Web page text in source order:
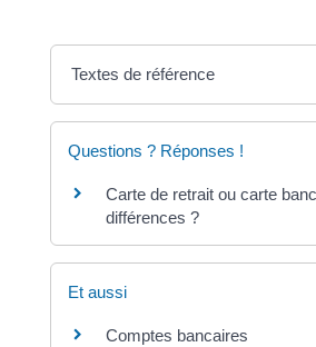
Textes de référence
Questions ? Réponses !
Carte de retrait ou carte
différences ?
Et aussi
Comptes bancaires